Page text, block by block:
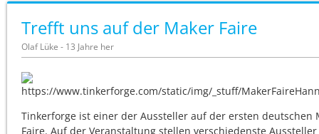
Trefft uns auf der Maker Faire
Olaf Lüke - 13 Jahre her
Tinkerforge ist einer der Aussteller auf der ersten deutschen
Faire. Auf der Veranstaltung stellen verschiedenste Aussteller